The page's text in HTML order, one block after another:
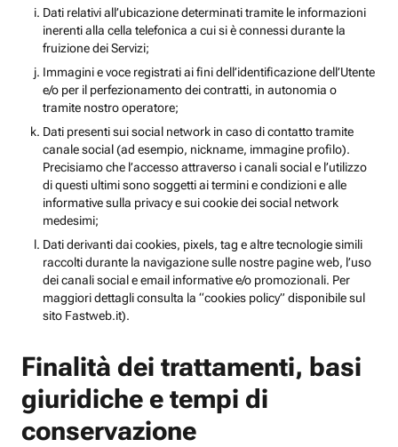
Dati relativi all’ubicazione determinati tramite le informazioni
inerenti alla cella telefonica a cui si è connessi durante la
fruizione dei Servizi;
Immagini e voce registrati ai fini dell’identificazione dell’Utente
e/o per il perfezionamento dei contratti, in autonomia o
tramite nostro operatore;
Dati presenti sui social network in caso di contatto tramite
canale social (ad esempio, nickname, immagine profilo).
Precisiamo che l’accesso attraverso i canali social e l’utilizzo
di questi ultimi sono soggetti ai termini e condizioni e alle
informative sulla privacy e sui cookie dei social network
medesimi;
Dati derivanti dai cookies, pixels, tag e altre tecnologie simili
raccolti durante la navigazione sulle nostre pagine web, l’uso
dei canali social e email informative e/o promozionali. Per
maggiori dettagli consulta la “cookies policy” disponibile sul
sito Fastweb.it).
Finalità dei trattamenti, basi
giuridiche e tempi di
conservazione